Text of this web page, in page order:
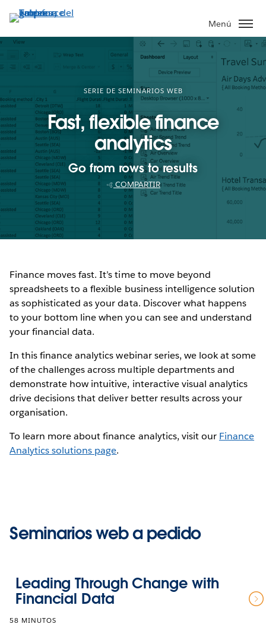
contenido
principal
Menú
SERIE DE SEMINARIOS WEB
Fast, flexible finance
analytics
Go from rows to results
COMPARTIR
Finance moves fast. It’s time to move beyond
spreadsheets to a flexible business intelligence solution
as sophisticated as your data. Discover what happens
to your bottom line when you can see and understand
your financial data.
In this finance analytics webinar series, we look at some
of the challenges across multiple departments and
demonstrate how intuitive, interactive visual analytics
drive decisions that deliver better results across your
organisation.
To learn more about finance analytics, visit our Finance
Analytics solutions page.
Seminarios web a pedido
Leading Through Change with
Financial Data
58 MINUTOS